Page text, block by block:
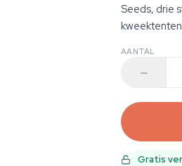
Seeds, drie
AANTAL
Gratis